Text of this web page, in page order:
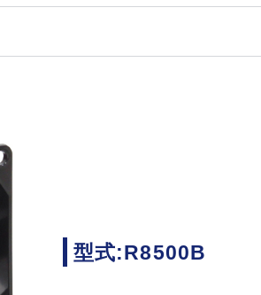
型式:R8500B